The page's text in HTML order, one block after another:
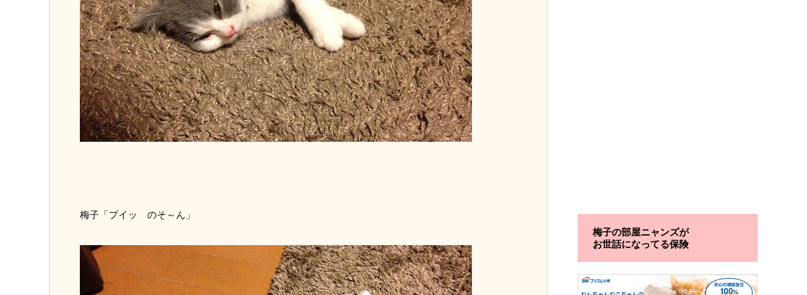
梅子「プイッ のそ～ん」
梅子の部屋ニャンズが
お世話になってる保険